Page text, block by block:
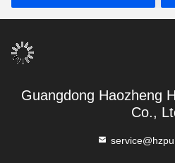
Guangdong Haozheng
Co.,